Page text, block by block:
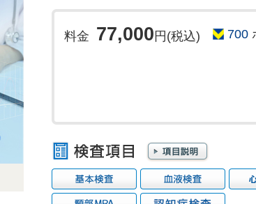
料金 77,000円(税込) 700